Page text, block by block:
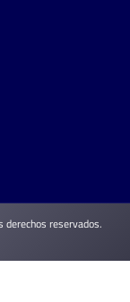
reservados.